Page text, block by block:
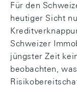
Für den
heutiger Sicht
Schweizer
jüngster Zeit
beobachten,